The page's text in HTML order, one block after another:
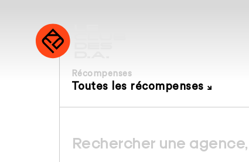
Récompenses
Toutes les récompenses